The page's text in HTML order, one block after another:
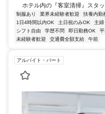
ホテル内の『客室清掃』スタ
制服あり 業界未経験者歓迎 扶養内勤
1日4時間以内OK
土日祝のみOK 主
シフト自由
学歴不問 即日勤務OK
未経験者歓迎
交通費全額支給 午前
アルバイト・パート